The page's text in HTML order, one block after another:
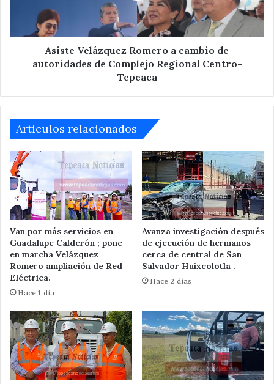
autoridades
Complejo
Centro-
Asiste Velázquez Romero a cambio de
autoridades de Complejo Regional Centro-
Tepeaca
Articulos relacionados
Van por más servicios en
Guadalupe Calderón ; pone
en marcha Velázquez
Romero ampliación de Red
Eléctrica.
Hace 1 día
Avanza investigación después
de ejecución de hermanos
cerca de central de San
Salvador Huixcolotla .
Hace 2 días